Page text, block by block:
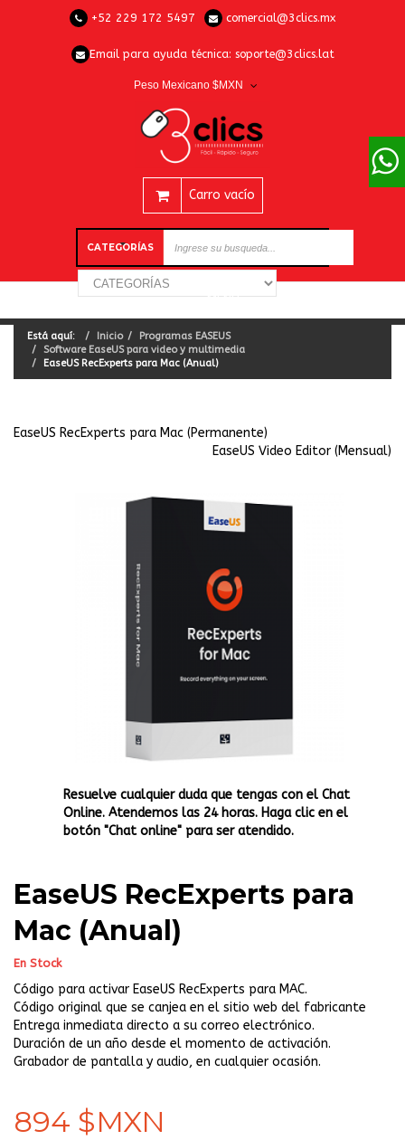
+52 229 172 5497 comercial@3clics.mx
Email para ayuda técnica: soporte@3clics.lat
Peso Mexicano $MXN
Carro vacío
CATEGORÍAS
Está aquí: Inicio
Programas EASEUS
Software EaseUS para video y multimedia
EaseUS RecExperts para Mac (Anual)
EaseUS RecExperts para Mac (Permanente)
EaseUS Video Editor (Mensual)
Resuelve cualquier duda que tengas con el Chat
Online. Atendemos las 24 horas. Haga clic en el
botón "Chat online" para ser atendido.
EaseUS RecExperts para
Mac (Anual)
En Stock
Código para activar EaseUS RecExperts para MAC.
Código original que se canjea en el sitio web del fabricante
Entrega inmediata directo a su correo electrónico.
Duración de un año desde el momento de activación.
Grabador de pantalla y audio, en cualquier ocasión.
894 $MXN